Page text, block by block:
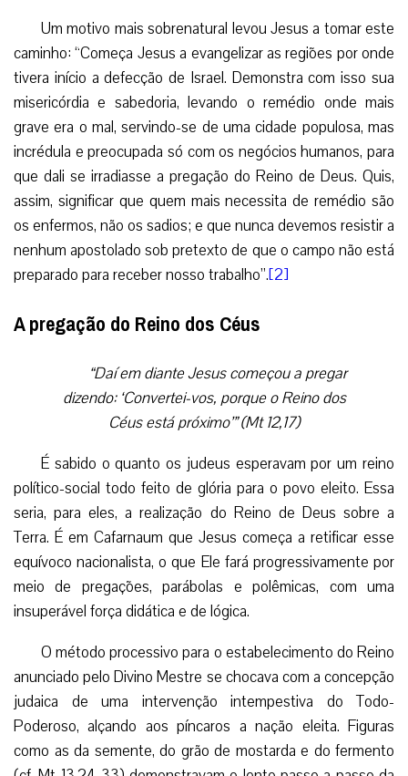
Um motivo mais sobrenatural levou Jesus a tomar este
caminho: “Começa Jesus a evangelizar as regiões por onde
tivera início a defecção de Israel. Demonstra com isso sua
misericórdia e sabedoria, levando o remédio onde mais
grave era o mal, servindo-se de uma cidade populosa, mas
incrédula e preocupada só com os negócios humanos, para
que dali se irradiasse a pregação do Reino de Deus. Quis,
assim, significar que quem mais necessita de remédio são
os enfermos, não os sadios; e que nunca devemos resistir a
nenhum apostolado sob pretexto de que o campo não está
preparado para receber nosso trabalho”.[2]
A pregação do Reino dos Céus
“Daí em diante Jesus começou a pregar
dizendo: ‘Convertei-vos, porque o Reino dos
Céus está próximo’” (Mt 12,17)
É sabido o quanto os judeus esperavam por um reino
político-social todo feito de glória para o povo eleito. Essa
seria, para eles, a realização do Reino de Deus sobre a
Terra. É em Cafarnaum que Jesus começa a retificar esse
equívoco nacionalista, o que Ele fará progressivamente por
meio de pregações, parábolas e polêmicas, com uma
insuperável força didática e de lógica.
O método processivo para o estabelecimento do Reino
anunciado pelo Divino Mestre se chocava com a concepção
judaica de uma intervenção intempestiva do Todo-
Poderoso, alçando aos píncaros a nação eleita. Figuras
como as da semente, do grão de mostarda e do fermento